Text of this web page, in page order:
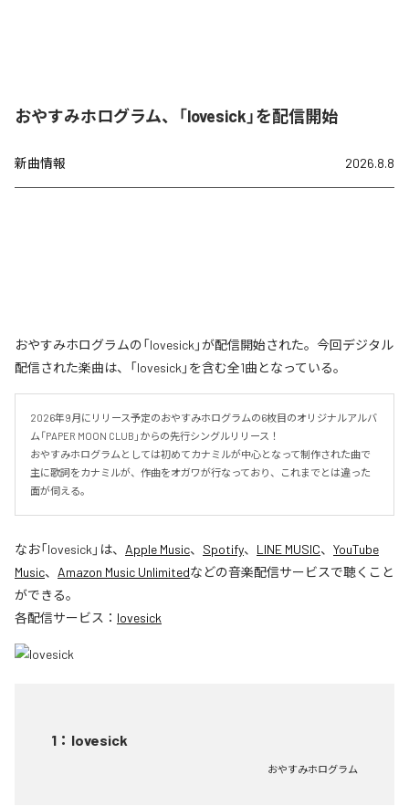
おやすみホログラム、「lovesick」を配信開始
新曲情報 2026.8.8
おやすみホログラムの「lovesick」が配信開始された。今回デジタル
配信された楽曲は、「lovesick」を含む全1曲となっている。
2026年9月にリリース予定のおやすみホログラムの6枚目のオリジナルアルバ
ム「PAPER MOON CLUB」からの先行シングルリリース！
おやすみホログラムとしては初めてカナミルが中心となって制作された曲で
主に歌詞をカナミルが、作曲をオガワが行なっており、これまでとは違った
面が伺える。
なお「lovesick 」は、 Apple Music、 Spotify、 LINE MUSIC、 YouTube
Music、 Amazon Music Unlimitedなどの音楽配信サービスで聴くこと
ができる。
各配信サービス： lovesick
1 ： lovesick
おやすみホログラム